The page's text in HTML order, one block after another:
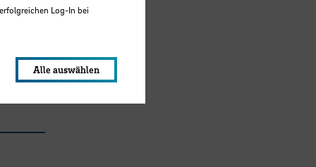
Log-In bei
Alle auswählen